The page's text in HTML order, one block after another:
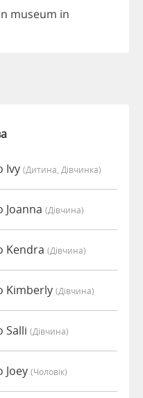
museum in
Ivy (дитина, Дівчинка)
Joanna (дівчина)
Kendra (дівчина)
Kimberly (дівчина)
Salli (дівчина)
Joey (чоловік)